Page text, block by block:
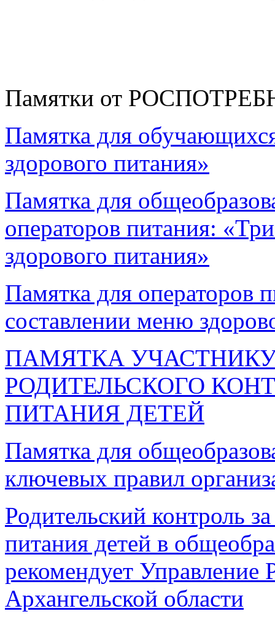
Памятки от
Памятка для
здорового питания»
Памятка для
операторов питания:
здорового питания»
Памятка для операторов
составлении меню
ПАМЯТКА
РОДИТЕЛЬСКОГО
ПИТАНИЯ ДЕТЕЙ
Памятка для
ключевых правил
Родительский контроль
питания детей в
рекомендует Управление
Архангельской области